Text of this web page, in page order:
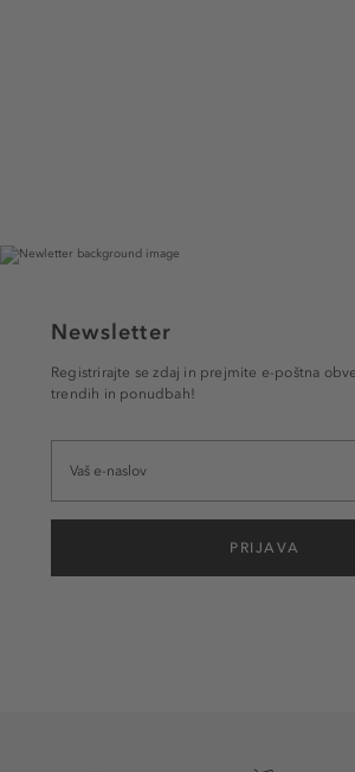
Newsletter
Registrirajte se zdaj in prejmite e-poštna
trendih in ponudbah!
PRIJAVA